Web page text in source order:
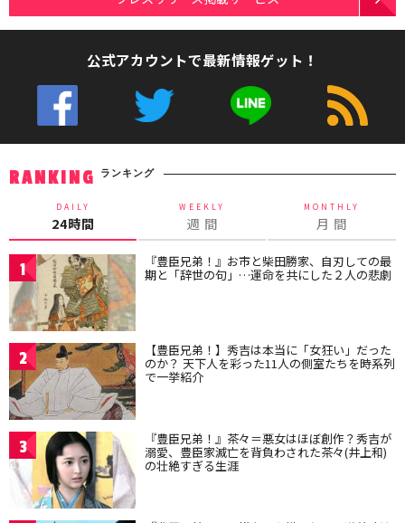
公式アカウントで最新情報ゲット！
RANKING ランキング
DAILY
24時間
WEEKLY
週 間
MONTHLY
月 間
1 『豊臣兄弟！』お市と柴田勝家、自刃しての最
期と「辞世の句」…運命を共にした２人の悲劇
2 【豊臣兄弟！】秀吉は本当に「女狂い」だった
のか？ 天下人を彩った11人の側室たちを時系列
で一挙紹介
3 『豊臣兄弟！』茶々＝悪女はほぼ創作？秀吉が
溺愛、豊臣家滅亡を背負わされた茶々(井上和)
の壮絶すぎる生涯